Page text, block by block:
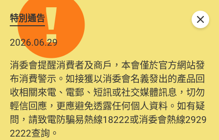
特別通告
2026.06.29
消委會提醒消費者及商戶，本會僅於官方網站發
布消費警示。如接獲以消委會名義發出的產品回
收相關來電、電郵、短訊或社交媒體訊息，切勿
輕信回應，更應避免透露任何個人資料。如有疑
問，請致電防騙易熱線18222或消委會熱線2929
2222查詢。
關閉